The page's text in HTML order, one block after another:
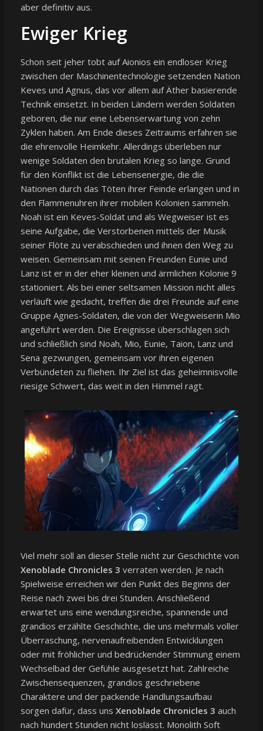
aber definitiv aus.
Ewiger Krieg
Schon seit jeher tobt auf Aionios ein endloser Krieg
zwischen der Maschinentechnologie setzenden Nation
Keves und Agnus, das vor allem auf Äther basierende
Technik einsetzt. In beiden Ländern werden Soldaten
geboren, die nur eine Lebenserwartung von zehn
Zyklen haben. Am Ende dieses Zeitraums erfahren sie
die ehrenvolle Heimkehr. Allerdings überleben nur
wenige Soldaten den brutalen Krieg so lange. Grund
für den Konflikt ist die Lebensenergie, die die
Nationen durch das Töten ihrer Feinde erlangen und in
den Flammenuhren ihrer mobilen Kolonien sammeln.
Noah ist ein Keves-Soldat und als Wegweiser ist es
seine Aufgabe, die Verstorbenen mittels der Musik
seiner Flöte zu verabschieden und ihnen den Weg zu
weisen. Gemeinsam mit seinen Freunden Eunie und
Lanz ist er in der eher kleinen und ärmlichen Kolonie 9
stationiert. Als bei einer seltsamen Mission nicht alles
verläuft wie gedacht, treffen die drei Freunde auf eine
Gruppe Agnes-Soldaten, die von der Wegweiserin Mio
angeführt werden. Die Ereignisse überschlagen sich
und schließlich sind Noah, Mio, Eunie, Taion, Lanz und
Sena gezwungen, gemeinsam vor ihren eigenen
Verbündeten zu fliehen. Ihr Ziel ist das geheimnisvolle
riesige Schwert, das weit in den Himmel ragt.
Viel mehr soll an dieser Stelle nicht zur Geschichte von
Xenoblade Chronicles 3 verraten werden. Je nach
Spielweise erreichen wir den Punkt des Beginns der
Reise nach zwei bis drei Stunden. Anschließend
erwartet uns eine wendungsreiche, spannende und
grandios erzählte Geschichte, die uns mehrmals voller
Überraschung, nervenaufreibenden Entwicklungen
oder mit fröhlicher und bedrückender Stimmung einem
Wechselbad der Gefühle ausgesetzt hat. Zahlreiche
Zwischensequenzen, grandios geschriebene
Charaktere und der packende Handlungsaufbau
sorgen dafür, dass uns Xenoblade Chronicles 3 auch
nach hundert Stunden nicht loslässt. Monolith Soft